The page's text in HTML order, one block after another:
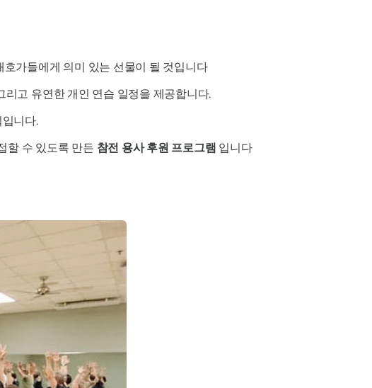
호가들에게 의미 있는 선물이 될 것입니다
고 유연한 개인 연습 일정을 제공합니다.
니다.
할 수 있도록 만든 참전 용사 후원 프로그램 입니다